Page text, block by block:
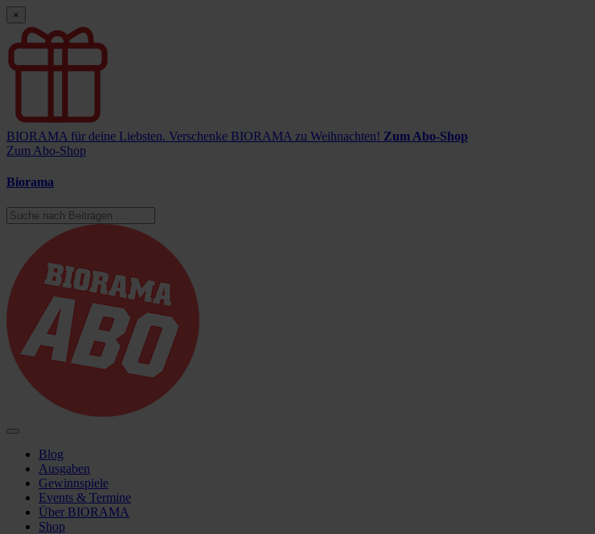
×
BIORAMA für deine Liebsten. Verschenke BIORAMA zu Weihnachten! Zum Abo-Shop
Zum Abo-Shop
Biorama
Blog
Ausgaben
Gewinnspiele
Events & Termine
Über BIORAMA
Shop